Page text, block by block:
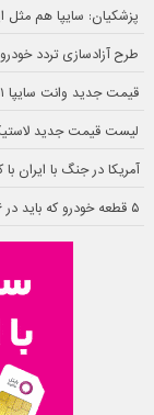
پزشکیان: سایپا هم
طرح آزادسازی تردد
قیمت جدید وانت سایپا ۱۵۱ برای مصرف‌کننده در مرداد ۱۴۰۵ اعلام شد
لیست قیمت جدید
آمریکا در جنگ با ایران
۵ قطعه خودرو که باید در ۹۶ هزار کیلومتر عوض کنید